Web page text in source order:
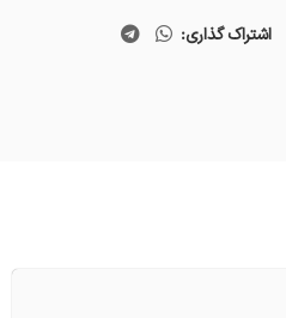
اشتراک گذاری: